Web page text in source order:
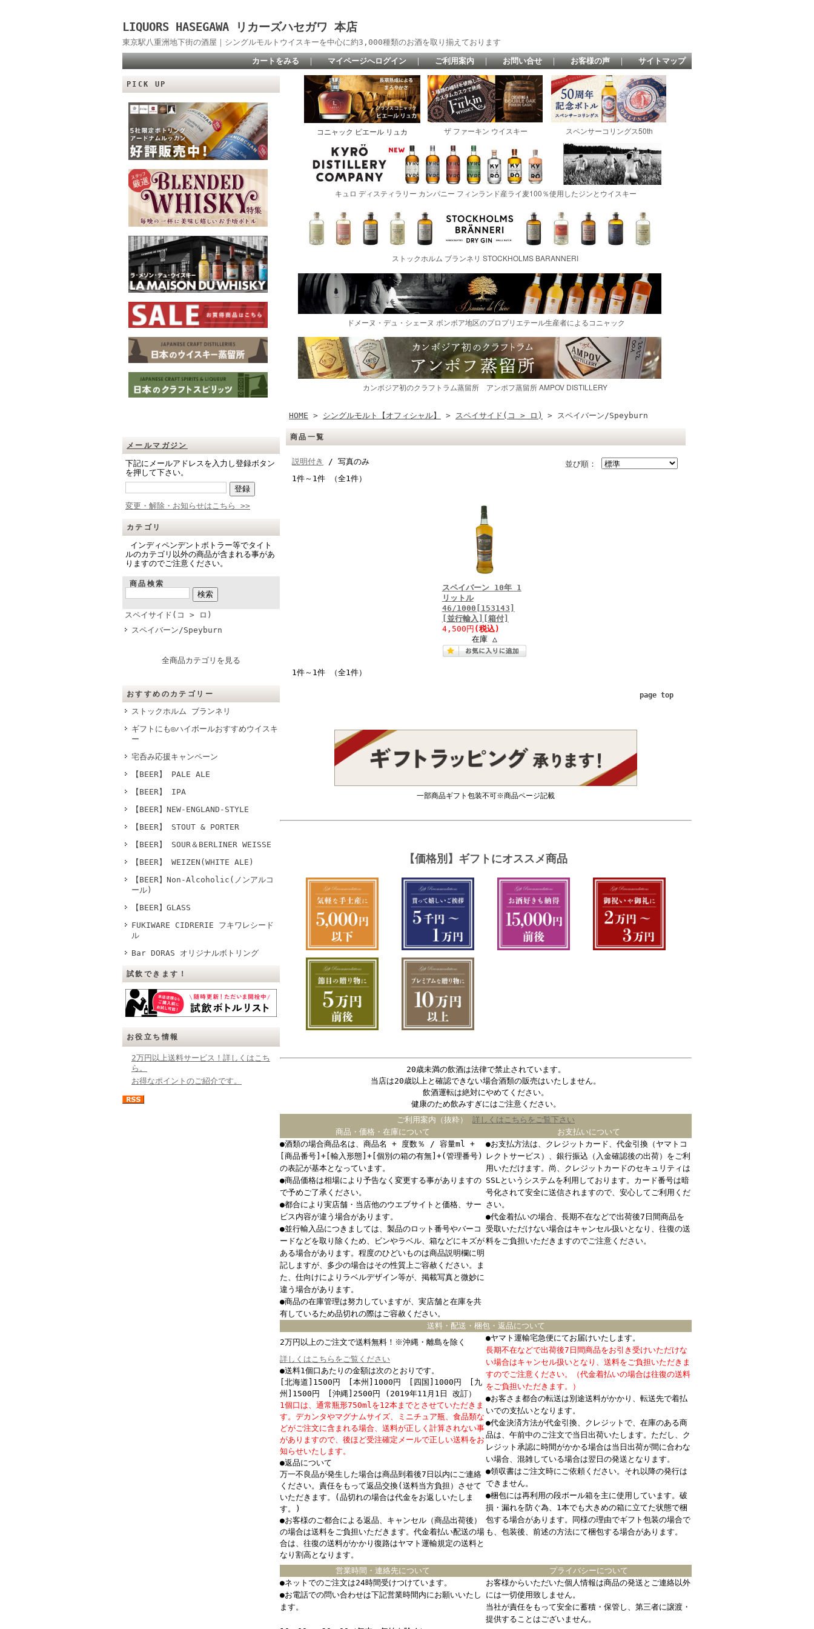
LIQUORS HASEGAWA リカーズハセガワ 本店
東京駅八重洲地下街の酒屋｜シングルモルトウイスキーを中心に約3,000種類のお酒を取り揃えております
カートをみる ｜ マイページへログイン ｜ ご利用案内 ｜ お問い合せ ｜ お客様の声 ｜ サイトマップ
PICK UP
メールマガジン
下記にメールアドレスを入力し登録ボタン
を押して下さい。
変更・解除・お知らせはこちら >>
カテゴリ
インディペンデントボトラー等でタイト
ルのカテゴリ以外の商品が含まれる事があ
りますのでご注意ください。
商品検索
スペイサイド(コ > ロ)
スペイバーン/Speyburn
全商品カテゴリを見る
おすすめのカテゴリー
ストックホルム ブランネリ
ギフトにも◎ハイボールおすすめウイスキ
ー
宅呑み応援キャンペーン
【BEER】 PALE ALE
【BEER】 IPA
【BEER】NEW-ENGLAND-STYLE
【BEER】 STOUT & PORTER
【BEER】 SOUR＆BERLINER WEISSE
【BEER】 WEIZEN(WHITE ALE)
【BEER】Non-Alcoholic(ノンアルコ
ール)
【BEER】GLASS
FUKIWARE CIDRERIE フキワレシード
ル
Bar DORAS オリジナルボトリング
試飲できます！
お役立ち情報
2万円以上送料サービス！詳しくはこち
ら。
お得なポイントのご紹介です。
HOME > シングルモルト【オフィシャル】 > スペイサイド(コ > ロ) > スペイバーン/Speyburn
商品一覧
並び順：
説明付き
/ 写真のみ
1件～1件 （全1件）
スペイバーン 10年 1
リットル
46/1000[153143]
[並行輸入][箱付]
4,500円 (税込)
在庫 △
1件～1件 （全1件）
page top
一部商品ギフト包装不可※商品ページ記載
20歳未満の飲酒は法律で禁止されています。
当店は20歳以上と確認できない場合酒類の販売はいたしません。
飲酒運転は絶対にやめてください。
健康のため飲みすぎにはご注意ください。
ご利用案内（抜粋） 詳しくはこちらをご覧下さい
商品・価格・在庫について
お支払いについて
●酒類の場合商品名は、商品名 + 度数％ / 容量ml +
[商品番号]+[輸入形態]+[個別の箱の有無]+(管理番号)
の表記が基本となっています。
●商品価格は相場により予告なく変更する事がありますの
で予めご了承ください。
●都合により実店舗・当店他のウエブサイトと価格、サー
ビス内容が違う場合があります。
●並行輸入品につきましては、製品のロット番号やバーコ
ードなどを取り除くため、ビンやラベル、箱などにキズが
ある場合があります。程度のひどいものは商品説明欄に明
記しますが、多少の場合はその性質上ご容赦ください。ま
た、仕向けによりラベルデザイン等が、掲載写真と微妙に
違う場合があります。
●商品の在庫管理は努力していますが、実店舗と在庫を共
有しているため品切れの際はご容赦ください。
●お支払方法は、クレジットカード、代金引換（ヤマトコ
レクトサービス）、銀行振込（入金確認後の出荷）をご利
用いただけます。尚、クレジットカードのセキュリティは
SSLというシステムを利用しております。カード番号は暗
号化されて安全に送信されますので、安心してご利用くだ
さい。
●代金着払いの場合、長期不在などで出荷後7日間商品を
受取いただけない場合はキャンセル扱いとなり、往復の送
料をご負担いただきますのでご注意ください。
送料・配送・梱包・返品について
2万円以上のご注文で送料無料！※沖縄・離島を除く
詳しくはこちらをご覧ください
●送料1個口あたりの金額は次のとおりです。
[北海道]1500円 [本州]1000円 [四国]1000円 [九
州]1500円 [沖縄]2500円 (2019年11月1日 改訂）
1個口は、通常瓶形750mlを12本までとさせていただきま
す。デカンタやマグナムサイズ、ミニチュア瓶、食品類な
どがご注文に含まれる場合、送料が正しく計算されない事
がありますので、後ほど受注確定メールで正しい送料をお
知らせいたします。
●返品について
万一不良品が発生した場合は商品到着後7日以内にご連絡
ください。責任をもって返品交換(送料当方負担）させて
いただきます。(品切れの場合は代金をお返しいたしま
す。)
●お客様のご都合による返品、キャンセル（商品出荷後）
の場合は送料をご負担いただきます。代金着払い配送の場
合は、往復の送料がかかり復路はヤマト運輸規定の送料と
なり割高となります。
●ヤマト運輸宅急便にてお届けいたします。
長期不在などで出荷後7日間商品をお引き受けいただけな
い場合はキャンセル扱いとなり、送料をご負担いただきま
すのでご注意ください。（代金着払いの場合は往復の送料
をご負担いただきます。）
●お客さま都合の転送は別途送料がかかり、転送先で着払
いでの支払いとなります。
●代金決済方法が代金引換、クレジットで、在庫のある商
品は、午前中のご注文で当日出荷いたします。ただし、ク
レジット承認に時間がかかる場合は当日出荷が間に合わな
い場合、混雑している場合は翌日の発送となります。
●領収書はご注文時にご依頼ください。それ以降の発行は
できません。
●梱包には再利用の段ボール箱を主に使用しています。破
損・漏れを防ぐ為、1本でも大きめの箱に立てた状態で梱
包する場合があります。同様の理由でギフト包装の場合で
も、包装後、前述の方法にて梱包する場合があります。
営業時間・連絡先について
プライバシーについて
●ネットでのご注文は24時間受けつけています。
●お電話での問い合わせは下記営業時間内にお願いいたし
ます。
お客様からいただいた個人情報は商品の発送とご連絡以外
には一切使用致しません。
当社が責任をもって安全に蓄積・保管し、第三者に譲渡・
提供することはございません。